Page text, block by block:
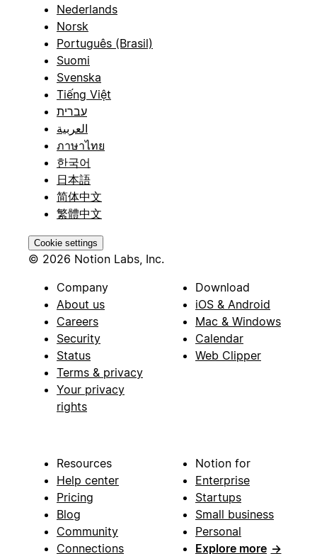
Nederlands
Norsk
Português (Brasil)
Suomi
Svenska
Tiếng Việt
עברית
العربية
ภาษาไทย
한국어
日本語
简体中文
繁體中文
Cookie settings
© 2026 Notion Labs, Inc.
Company
About us
Careers
Security
Status
Terms & privacy
Your privacy
rights
Download
iOS & Android
Mac & Windows
Calendar
Web Clipper
Resources
Help center
Pricing
Blog
Community
Connections
Notion for
Enterprise
Startups
Small business
Personal
Explore more →